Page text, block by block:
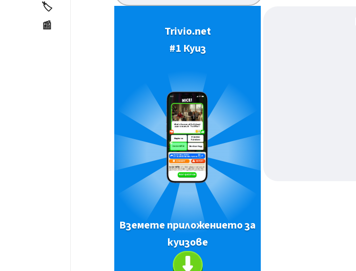
🏷️
📰
Trivio.net
#1 Куиз
Вземете приложението за
куизове